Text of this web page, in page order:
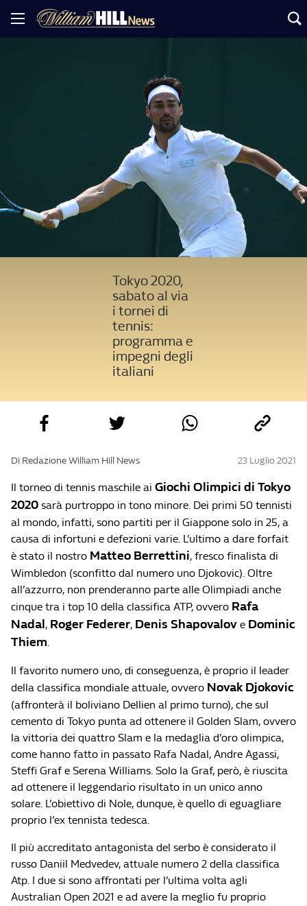
Tokyo 2020,
sabato al via
i tornei di
tennis:
programma e
impegni degli
italiani
Di Redazione William Hill News 23 Luglio 2021
Il torneo di tennis maschile ai Giochi Olimpici di Tokyo
2020 sarà purtroppo in tono minore. Dei primi 50 tennisti
al mondo, infatti, sono partiti per il Giappone solo in 25, a
causa di infortuni e defezioni varie. L’ultimo a dare forfait
è stato il nostro Matteo Berrettini, fresco finalista di
Wimbledon (sconfitto dal numero uno Djokovic). Oltre
all’azzurro, non prenderanno parte alle Olimpiadi anche
cinque tra i top 10 della classifica ATP, ovvero Rafa
Nadal , Roger Federer, Denis Shapovalov e Dominic
Thiem.
Il favorito numero uno, di conseguenza, è proprio il leader
della classifica mondiale attuale, ovvero Novak Djokovic
(affronterà il boliviano Dellien al primo turno), che sul
cemento di Tokyo punta ad ottenere il Golden Slam, ovvero
la vittoria dei quattro Slam e la medaglia d’oro olimpica,
come hanno fatto in passato Rafa Nadal, Andre Agassi,
Steffi Graf e Serena Williams. Solo la Graf, però, è riuscita
ad ottenere il leggendario risultato in un unico anno
solare. L’obiettivo di Nole, dunque, è quello di eguagliare
proprio l’ex tennista tedesca.
Il più accreditato antagonista del serbo è considerato il
russo Daniil Medvedev, attuale numero 2 della classifica
Atp. I due si sono affrontati per l’ultima volta agli
Australian Open 2021 e ad avere la meglio fu proprio